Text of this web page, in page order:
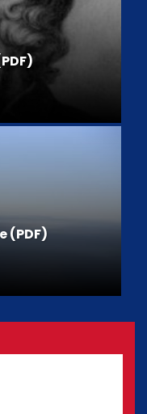
(PDF)